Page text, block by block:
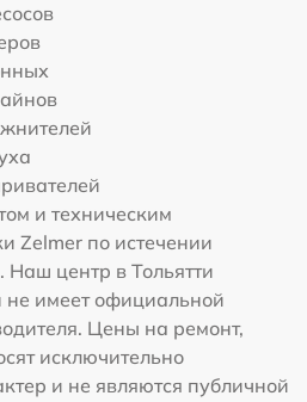
и техническим
Zelmer по истечении
Наш центр в Тольятти
не имеет официальной
Цены на ремонт,
исключительно
и не являются публичной